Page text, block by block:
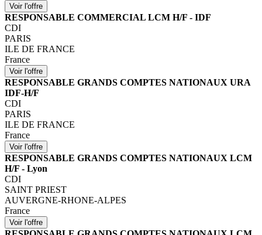
RESPONSABLE COMMERCIAL LCM H/F - IDF
CDI
PARIS
ILE DE FRANCE
France
RESPONSABLE GRANDS COMPTES NATIONAUX URA
IDF-H/F
CDI
PARIS
ILE DE FRANCE
France
RESPONSABLE GRANDS COMPTES NATIONAUX LCM
H/F - Lyon
CDI
SAINT PRIEST
AUVERGNE-RHONE-ALPES
France